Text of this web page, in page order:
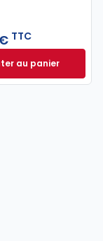
annoté à 115,00 €
TTC
au panier
Mémento Fusions